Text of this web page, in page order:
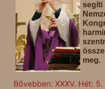
meg.
Bővebben: XXXV. Hét: